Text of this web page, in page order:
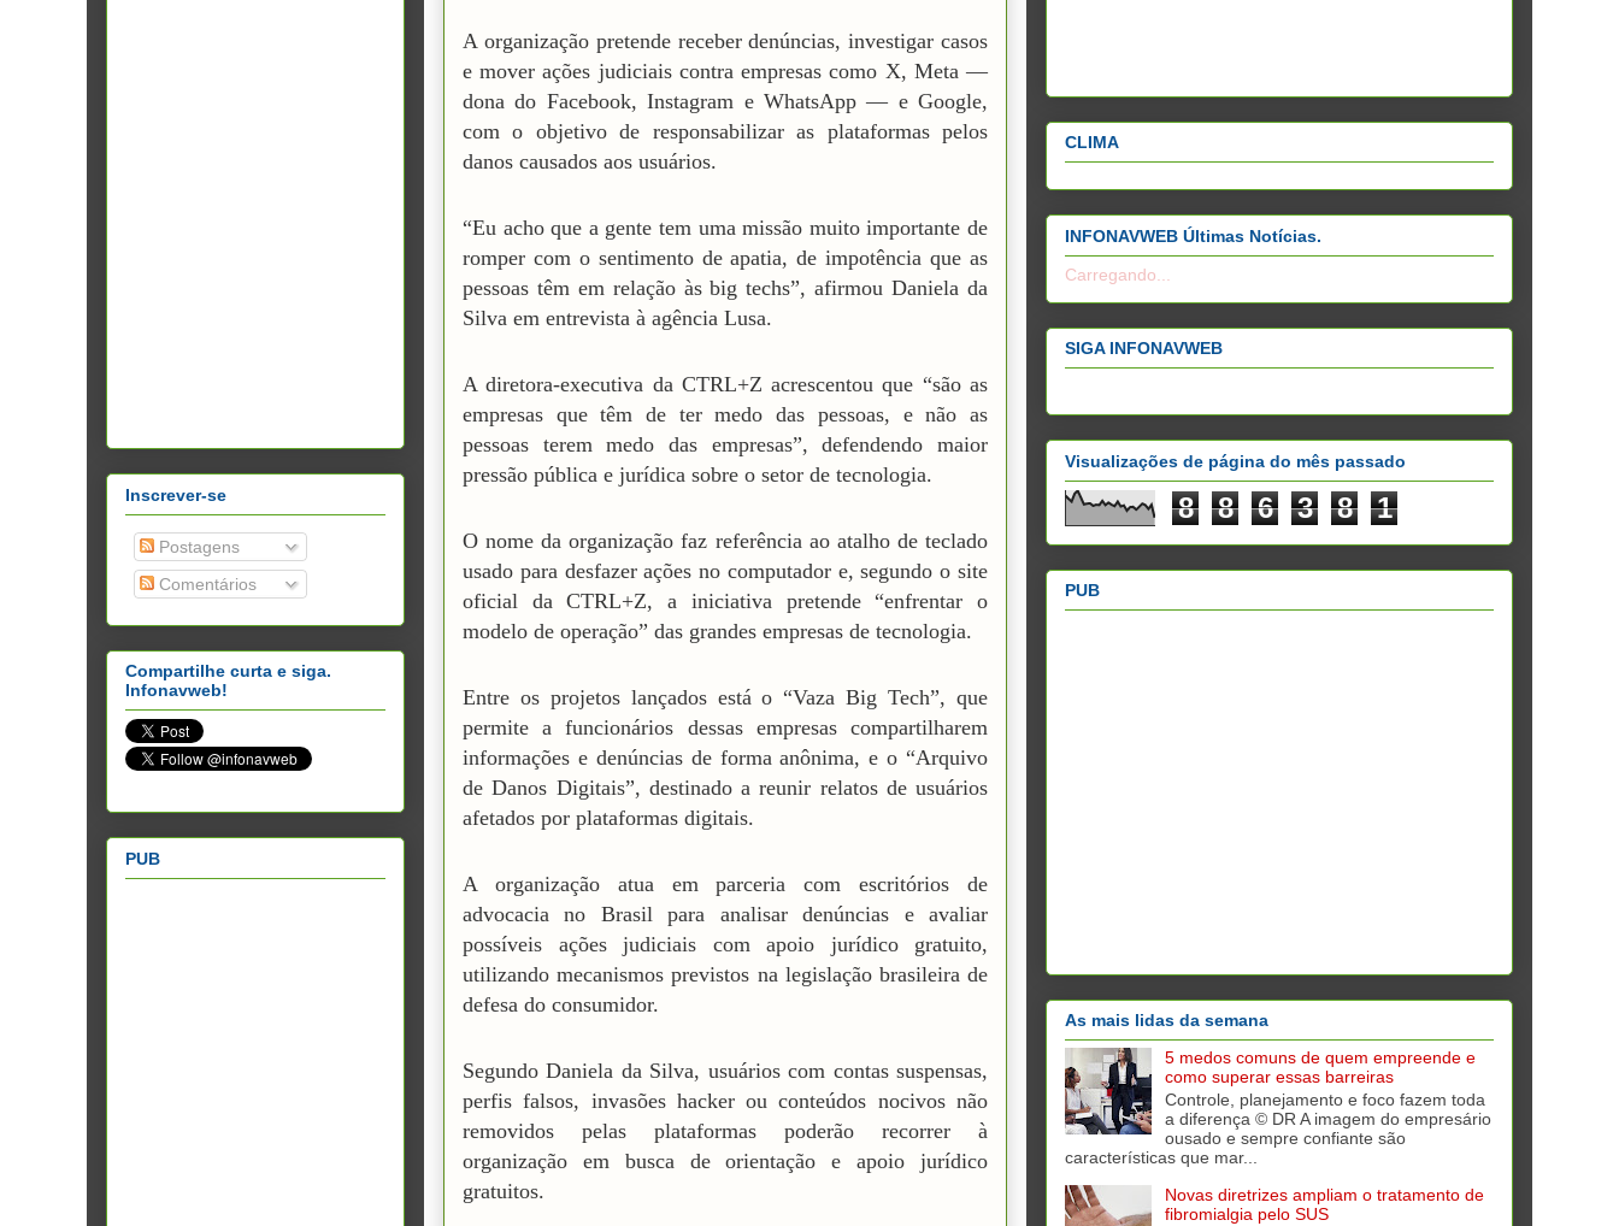
A organização pretende receber denúncias, investigar casos
e mover ações judiciais contra empresas como X, Meta —
dona do Facebook, Instagram e WhatsApp — e Google,
com o objetivo de responsabilizar as plataformas pelos
danos causados aos usuários.
“Eu acho que a gente tem uma missão muito importante de
romper com o sentimento de apatia, de impotência que as
pessoas têm em relação às big techs”, afirmou Daniela da
Silva em entrevista à agência Lusa.
A diretora-executiva da CTRL+Z acrescentou que “são as
empresas que têm de ter medo das pessoas, e não as
pessoas terem medo das empresas”, defendendo maior
pressão pública e jurídica sobre o setor de tecnologia.
O nome da organização faz referência ao atalho de teclado
usado para desfazer ações no computador e, segundo o site
oficial da CTRL+Z, a iniciativa pretende “enfrentar o
modelo de operação” das grandes empresas de tecnologia.
Entre os projetos lançados está o “Vaza Big Tech”, que
permite a funcionários dessas empresas compartilharem
informações e denúncias de forma anônima, e o “Arquivo
de Danos Digitais”, destinado a reunir relatos de usuários
afetados por plataformas digitais.
A organização atua em parceria com escritórios de
advocacia no Brasil para analisar denúncias e avaliar
possíveis ações judiciais com apoio jurídico gratuito,
utilizando mecanismos previstos na legislação brasileira de
defesa do consumidor.
Segundo Daniela da Silva, usuários com contas suspensas,
perfis falsos, invasões hacker ou conteúdos nocivos não
removidos pelas plataformas poderão recorrer à
organização em busca de orientação e apoio jurídico
gratuitos.
Inscrever-se
Postagens
Comentários
Compartilhe curta e siga.
Infonavweb!
PUB
CLIMA
INFONAVWEB Últimas Notícias.
Carregando...
SIGA INFONAVWEB
Visualizações de página do mês passado
8 8 6 3 8 1
PUB
As mais lidas da semana
5 medos comuns de quem empreende e
como superar essas barreiras
Controle, planejamento e foco fazem toda
a diferença © DR A imagem do empresário
ousado e sempre confiante são
características que mar...
Novas diretrizes ampliam o tratamento de
fibromialgia pelo SUS